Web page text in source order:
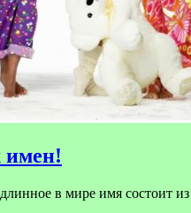
имен!
в мире имя состоит из